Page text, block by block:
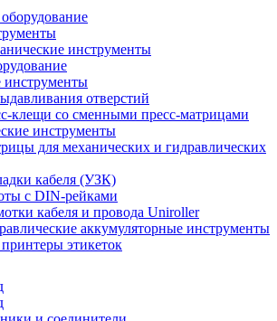
инструменты
отверстий
клещи со сменными пресс-матрицами
инструменты
для механических и гидравлических
кабеля (УЗК)
с DIN-рейками
кабеля и провода Uniroller
аккумуляторные инструменты
этикеток